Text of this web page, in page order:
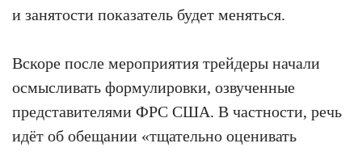
и занятости показатель будет меняться.
Вскоре после мероприятия трейдеры начали
осмысливать формулировки, озвученные
представителями ФРС США. В частности, речь
идёт об обещании «тщательно оценивать